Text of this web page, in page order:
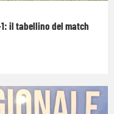
il tabellino del match